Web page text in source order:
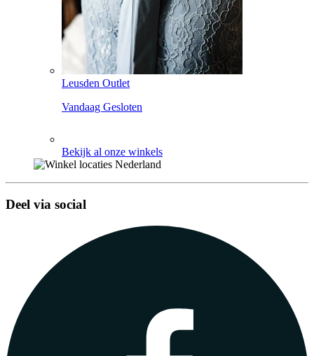
Leusden Outlet
Vandaag Gesloten
Bekijk al onze winkels
Deel via social